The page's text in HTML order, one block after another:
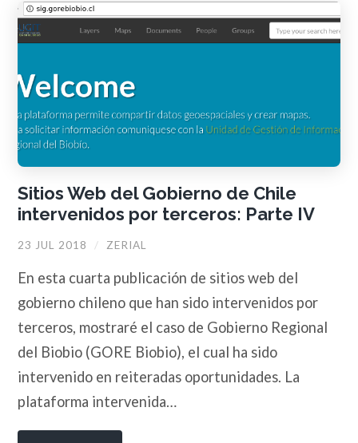
Sitios Web del Gobierno de Chile
intervenidos por terceros: Parte IV
23 JUL 2018 / ZERIAL
En esta cuarta publicación de sitios web del
gobierno chileno que han sido intervenidos por
terceros, mostraré el caso de Gobierno Regional
del Biobio (GORE Biobio), el cual ha sido
intervenido en reiteradas oportunidades. La
plataforma intervenida…